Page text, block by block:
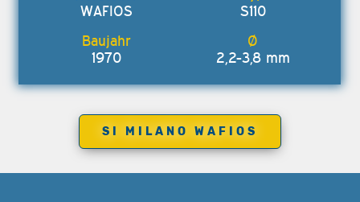
WAFIOS S110
1970 2,2-3,8 mm
SI MILANO WAFIOS